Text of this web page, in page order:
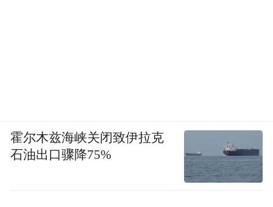
霍尔木兹海峡关闭致伊拉克
石油出口骤降75%